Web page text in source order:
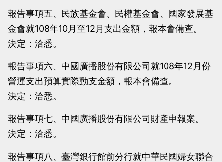
報告事項五、民族基金會、民權基金會、國家發展基
金會就108年10月至12月支出金額，報本會備查。
決定：洽悉。
報告事項六、中國廣播股份有限公司就108年12月份
營運支出預算實際動支金額，報本會備查。
決定：洽悉。
報告事項七、中國廣播股份有限公司財產申報案。
決定：洽悉。
報告事項八、臺灣銀行館前分行就中華民國婦女聯合